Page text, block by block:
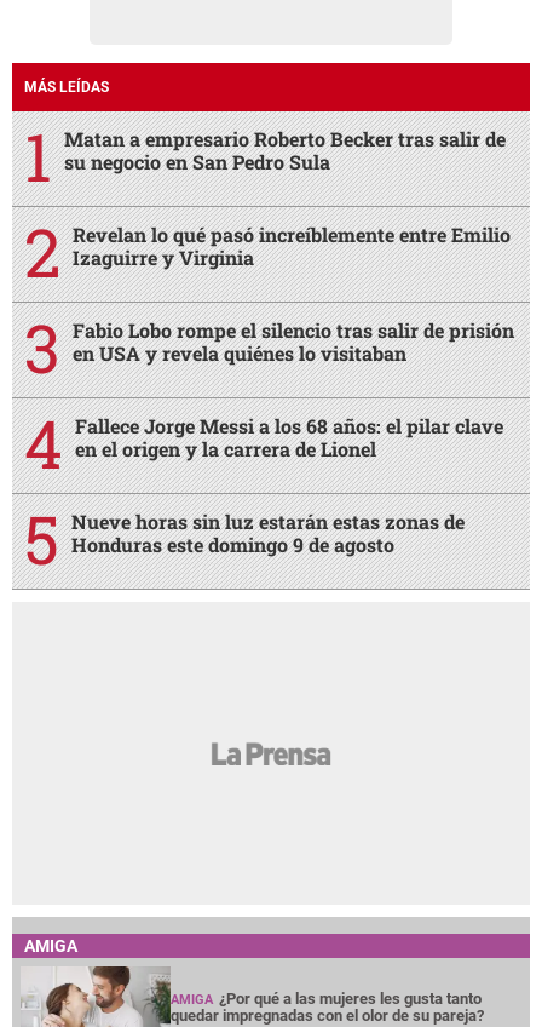
MÁS LEÍDAS
Matan a empresario Roberto Becker tras salir de
su negocio en San Pedro Sula
Revelan lo qué pasó increíblemente entre Emilio
Izaguirre y Virginia
Fabio Lobo rompe el silencio tras salir de prisión
en USA y revela quiénes lo visitaban
Fallece Jorge Messi a los 68 años: el pilar clave
en el origen y la carrera de Lionel
Nueve horas sin luz estarán estas zonas de
Honduras este domingo 9 de agosto
AMIGA
AMIGA ¿Por qué a las mujeres les gusta tanto
quedar impregnadas con el olor de su pareja?